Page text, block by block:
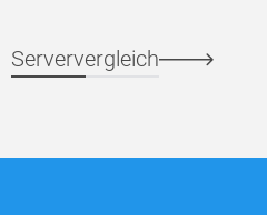
Serververgleich